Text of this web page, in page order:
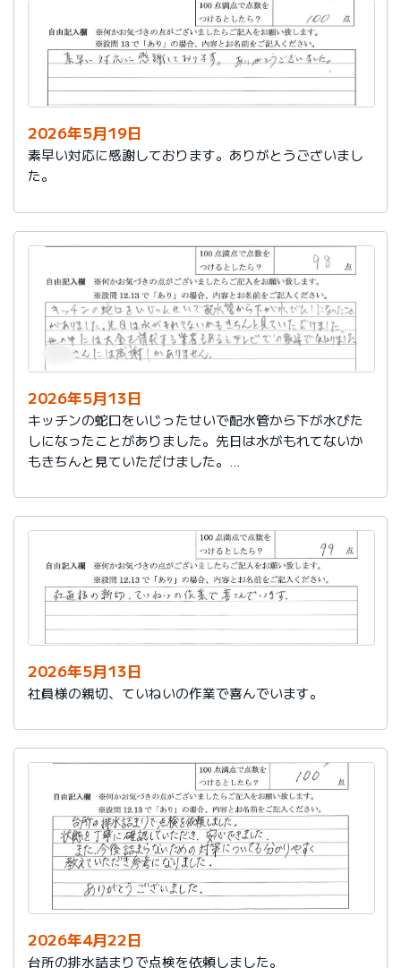
2026年5月19日
素早い対応に感謝しております。ありがとうございまし
た。
2026年5月13日
キッチンの蛇口をいじったせいで配水管から下が水びた
しになったことがありました。先日は水がもれてないか
もきちんと見ていただけました。
で知りました。
社員さんには感謝しかありません。
2026年5月13日
社員様の親切、ていねいの作業で喜んでいます。
2026年4月22日
台所の排水詰まりで点検を依頼しました。